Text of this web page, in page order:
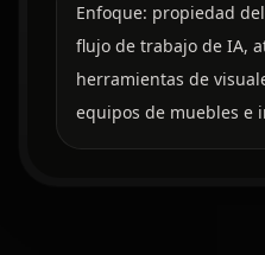
Enfoque: propiedad
flujo de trabajo de IA,
herramientas de
equipos de muebles e